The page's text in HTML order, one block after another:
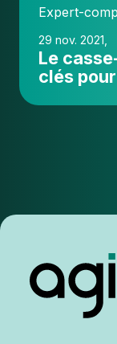
tête
collecte
:
Expert-
29 nov. 2021,
Le
clés